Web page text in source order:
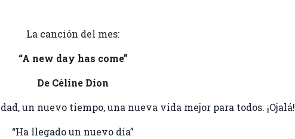
La canción del mes:
“A new day has come”
De Céline Dion
un nuevo tiempo, una nueva vida mejor para todos. ¡Ojalá!
“Ha llegado un nuevo día”